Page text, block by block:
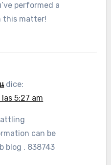
performed a
this matter!
dice:
5:27 am
can be
blog . 838743